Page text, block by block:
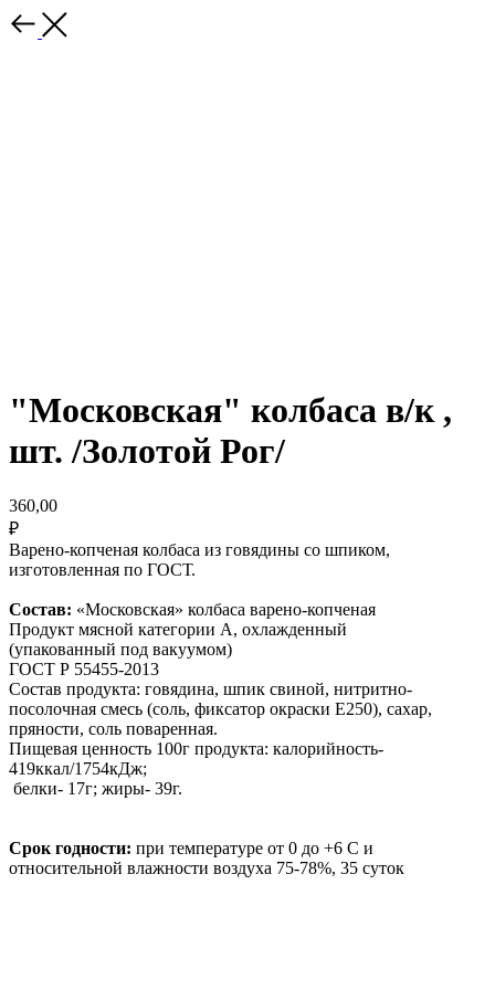
"Московская" колбаса в/к ,
шт. /Золотой Рог/
360,00
₽
Варено-копченая колбаса из говядины со шпиком,
изготовленная по ГОСТ.
Состав: «Московская» колбаса варено-копченая
Продукт мясной категории А, охлажденный
(упакованный под вакуумом)
ГОСТ Р 55455-2013
Состав продукта: говядина, шпик свиной, нитритно-
посолочная смесь (соль, фиксатор окраски Е250), сахар,
пряности, соль поваренная.
Пищевая ценность 100г продукта: калорийность-
419ккал/1754кДж;
белки- 17г; жиры- 39г.
Срок годности: при температуре от 0 до +6 С и
относительной влажности воздуха 75-78%, 35 суток